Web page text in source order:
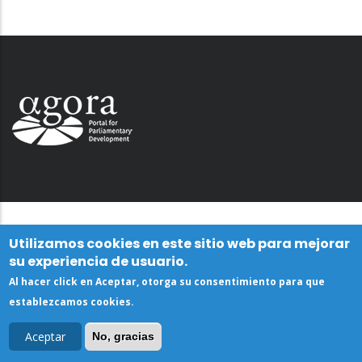
Utilizamos cookies en este sitio web para mejorar
su experiencia de usuario.
Al hacer click en Aceptar, otorga su consentimiento para que
establezcamos cookies.
Aceptar No, gracias